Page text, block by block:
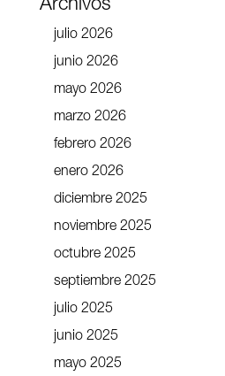
Archivos
julio 2026
junio 2026
mayo 2026
marzo 2026
febrero 2026
enero 2026
diciembre 2025
noviembre 2025
octubre 2025
septiembre 2025
julio 2025
junio 2025
mayo 2025